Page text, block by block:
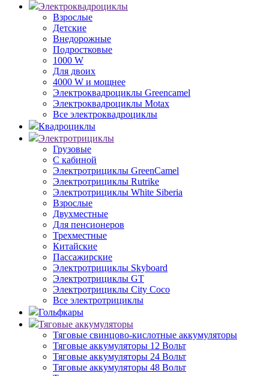
Электроквадроциклы
Взрослые
Детские
Внедорожные
Подростковые
1000 W
Для двоих
4000 W и мощнее
Электроквадроциклы Greencamel
Электроквадроциклы Motax
Все электроквадроциклы
Квадроциклы
Электротрициклы
Грузовые
С кабиной
Электротрициклы GreenCamel
Электротрициклы Rutrike
Электротрициклы White Siberia
Взрослые
Двухместные
Для пенсионеров
Трехместные
Китайские
Пассажирские
Электротрициклы Skyboard
Электротрициклы GT
Электротрициклы City Coco
Все электротрициклы
Гольфкары
Тяговые аккумуляторы
Тяговые свинцово-кислотные аккумуляторы
Тяговые аккумуляторы 12 Вольт
Тяговые аккумуляторы 24 Вольт
Тяговые аккумуляторы 48 Вольт